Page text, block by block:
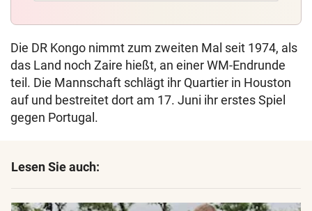
Die DR Kongo nimmt zum zweiten Mal seit 1974, als
das Land noch Zaire hießt, an einer WM-Endrunde
teil. Die Mannschaft schlägt ihr Quartier in Houston
auf und bestreitet dort am 17. Juni ihr erstes Spiel
gegen Portugal.
Lesen Sie auch: